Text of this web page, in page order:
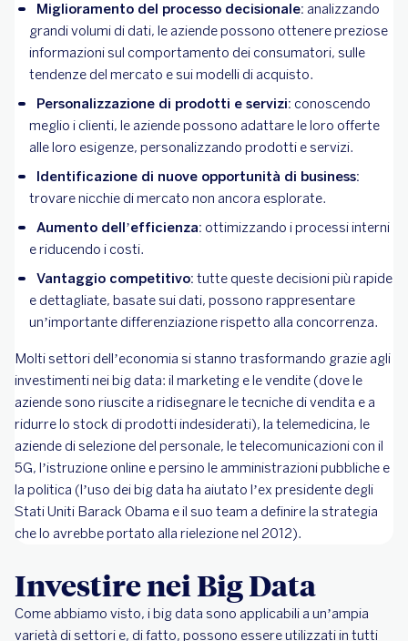
Miglioramento del processo decisionale: analizzando
grandi volumi di dati, le aziende possono ottenere preziose
informazioni sul comportamento dei consumatori, sulle
tendenze del mercato e sui modelli di acquisto.
Personalizzazione di prodotti e servizi: conoscendo
meglio i clienti, le aziende possono adattare le loro offerte
alle loro esigenze, personalizzando prodotti e servizi.
Identificazione di nuove opportunità di business:
trovare nicchie di mercato non ancora esplorate.
Aumento dell’efficienza: ottimizzando i processi interni
e riducendo i costi.
Vantaggio competitivo: tutte queste decisioni più rapide
e dettagliate, basate sui dati, possono rappresentare
un’importante differenziazione rispetto alla concorrenza.
Molti settori dell’economia si stanno trasformando grazie agli
investimenti nei big data: il marketing e le vendite (dove le
aziende sono riuscite a ridisegnare le tecniche di vendita e a
ridurre lo stock di prodotti indesiderati), la telemedicina, le
aziende di selezione del personale, le telecomunicazioni con il
5G, l’istruzione online e persino le amministrazioni pubbliche e
la politica (l’uso dei big data ha aiutato l’ex presidente degli
Stati Uniti Barack Obama e il suo team a definire la strategia
che lo avrebbe portato alla rielezione nel 2012).
Investire nei Big Data
Come abbiamo visto, i big data sono applicabili a un’ampia
varietà di settori e, di fatto, possono essere utilizzati in tutti